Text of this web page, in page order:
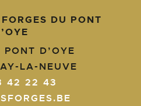
DU PONT
D’OYE
LA-NEUVE
42 22 43